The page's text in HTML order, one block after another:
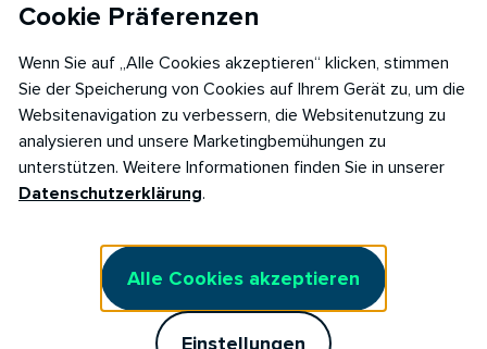
Copyright © 2026
RABOT Energy DE GmbH
Hopfenmarkt 33,
Cookie Präferenzen
Wenn Sie auf „Alle Cookies akzeptieren“ klicken, stimmen
Sie der Speicherung von Cookies auf Ihrem Gerät zu, um die
Websitenavigation zu verbessern, die Websitenutzung zu
analysieren und unsere Marketingbemühungen zu
unterstützen. Weitere Informationen finden Sie in unserer
Datenschutzerklärung.
Alle Cookies akzeptieren
Einstellungen